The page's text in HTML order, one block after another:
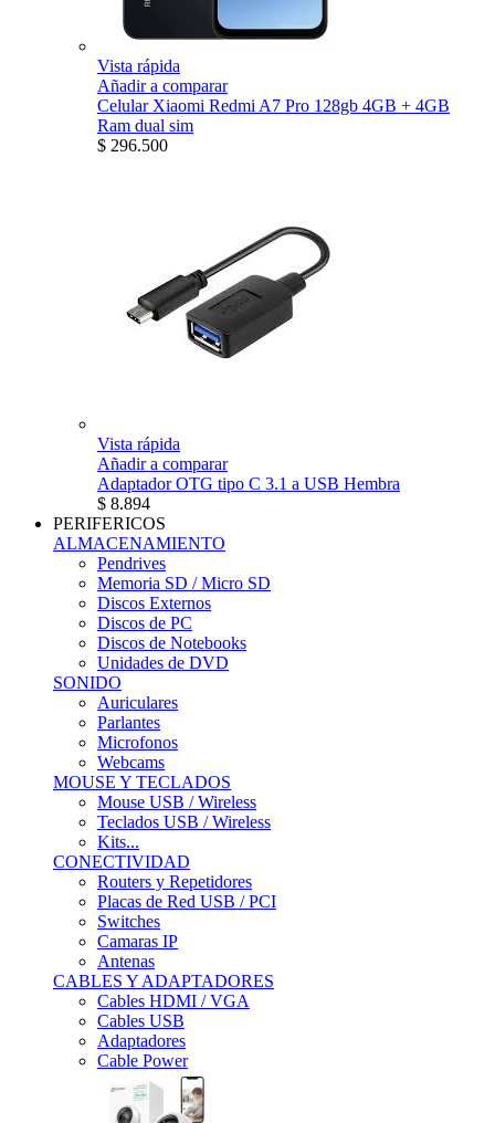
Vista rápida
Añadir a comparar
Celular Xiaomi Redmi A7 Pro 128gb 4GB + 4GB
Ram dual sim
$ 296.500
Vista rápida
Añadir a comparar
Adaptador OTG tipo C 3.1 a USB Hembra
$ 8.894
PERIFERICOS
ALMACENAMIENTO
Pendrives
Memoria SD / Micro SD
Discos Externos
Discos de PC
Discos de Notebooks
Unidades de DVD
SONIDO
Auriculares
Parlantes
Microfonos
Webcams
MOUSE Y TECLADOS
Mouse USB / Wireless
Teclados USB / Wireless
Kits...
CONECTIVIDAD
Routers y Repetidores
Placas de Red USB / PCI
Switches
Camaras IP
Antenas
CABLES Y ADAPTADORES
Cables HDMI / VGA
Cables USB
Adaptadores
Cable Power